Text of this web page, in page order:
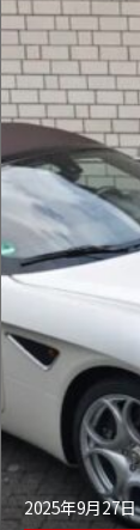
2025年9月27日